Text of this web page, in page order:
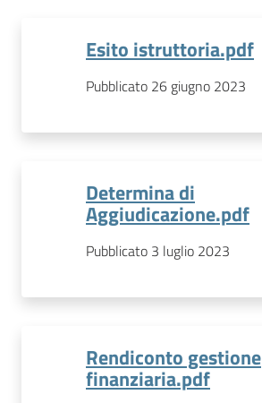
Esito istruttoria.pdf
Pubblicato 26 giugno 2023
Determina di
Aggiudicazione.pdf
Pubblicato 3 luglio 2023
Rendiconto gestione
finanziaria.pdf